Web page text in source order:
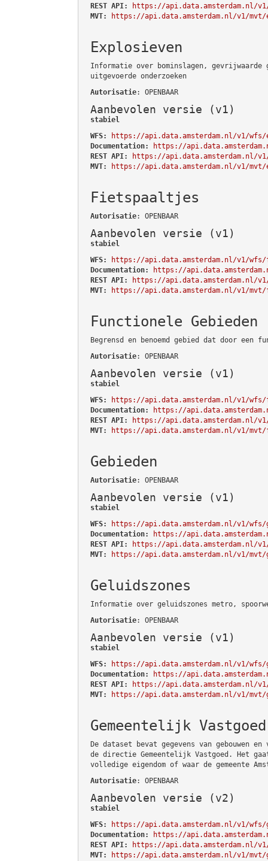
REST API:
https://api.data.amsterdam.nl/v1/
MVT:
https://api.data.amsterdam.nl/v1/mvt/
Explosieven
Informatie over bominslagen, gevrijwaarde
uitgevoerde onderzoeken
Autorisatie: OPENBAAR
Aanbevolen versie (v1)
stabiel
WFS:
https://api.data.amsterdam.nl/v1/wfs/
Documentation:
https://
REST API:
https://api.data.amsterdam.nl/
MVT:
https://api.data.amsterdam.nl/v1/mvt/
Fietspaaltjes
Autorisatie: OPENBAAR
Aanbevolen versie (v1)
stabiel
WFS:
https://api.data.amsterdam.nl/v1/
Documentation:
https://
REST API:
https://api.data.amsterdam.nl/
MVT:
https://api.data.amsterdam.nl/v1/
Functionele Gebieden
Begrensd en benoemd gebied dat door een
Autorisatie: OPENBAAR
Aanbevolen versie (v1)
stabiel
WFS:
https://api.data.amsterdam.nl/v1/wfs/
Documentation:
https://
REST API:
https://api.data.amsterdam.nl/
MVT:
https://api.data.amsterdam.nl/v1/mvt/
Gebieden
Autorisatie: OPENBAAR
Aanbevolen versie (v1)
stabiel
WFS:
https://api.data.amsterdam.nl/v1/wfs/
Documentation:
https://
REST API:
https://api.data.amsterdam.nl/
MVT:
https://api.data.amsterdam.nl/v1/mvt/
Geluidszones
Informatie over geluidszones metro,
Autorisatie: OPENBAAR
Aanbevolen versie (v1)
stabiel
WFS:
https://api.data.amsterdam.nl/v1/wfs/
Documentation:
https://
REST API:
https://api.data.amsterdam.nl/
MVT:
https://api.data.amsterdam.nl/v1/mvt/
Gemeentelijk Vastgoed
De dataset bevat gegevens van gebouwen
de directie Gemeentelijk Vastgoed. Het
volledige eigendom of waar de gemeente
Autorisatie: OPENBAAR
Aanbevolen versie (v2)
stabiel
WFS:
https://api.data.amsterdam.nl/v1/wfs/
Documentation:
https://
REST API:
https://api.data.amsterdam.nl/
MVT:
https://api.data.amsterdam.nl/v1/mvt/